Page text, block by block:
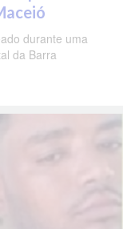
durante uma
da Barra